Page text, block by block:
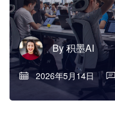
By积墨AI
2026年5月14日